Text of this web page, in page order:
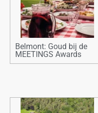
Belmont: Goud bij de
MEETINGS Awards